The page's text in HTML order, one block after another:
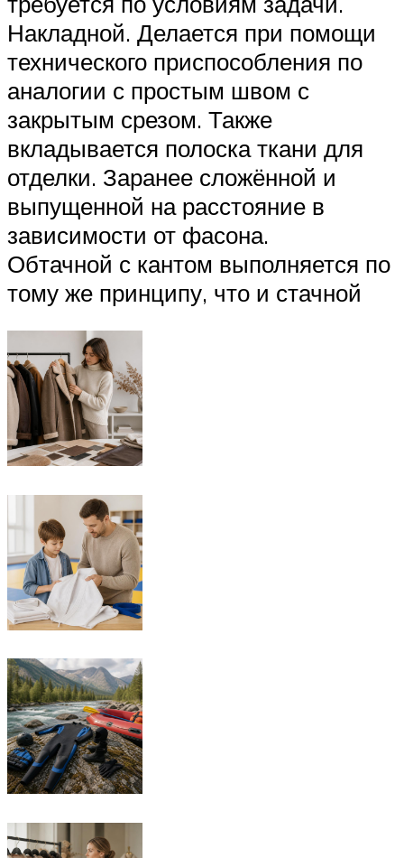
Накладной. Делается при помощи
технического приспособления по
аналогии с простым швом с
закрытым срезом. Также
вкладывается полоска ткани для
отделки. Заранее сложённой и
выпущенной на расстояние в
зависимости от фасона.
Обтачной с кантом выполняется по
тому же принципу, что и стачной